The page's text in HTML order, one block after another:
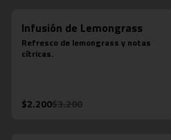
Infusión de Lemongrass
Refresco de lemongrass y notas
cítricas.
$2.200$3.200